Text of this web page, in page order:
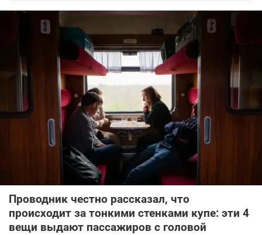
Проводник честно рассказал, что
происходит за тонкими стенками купе: эти 4
вещи выдают пассажиров с головой